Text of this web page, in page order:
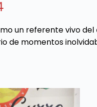
un referente vivo del
de momentos